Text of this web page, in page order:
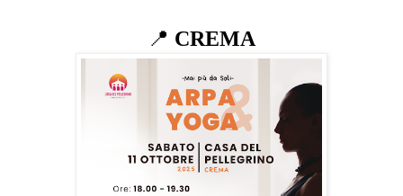
📍 CREMA